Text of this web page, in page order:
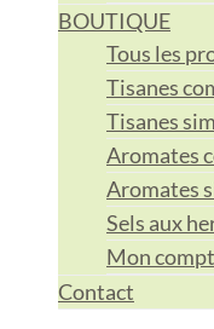
BOUTIQUE
Tous les
Tisanes
Tisanes
Aromates
Aromates
Sels aux
Mon
Contact